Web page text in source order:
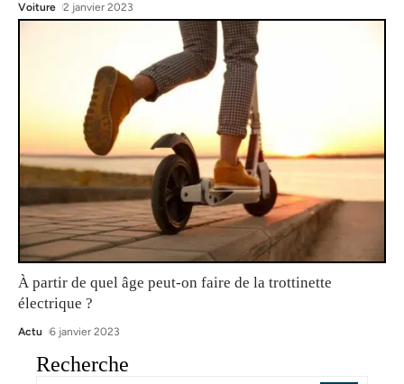
Voiture 2 janvier 2023
À partir de quel âge peut-on faire de la trottinette
électrique ?
Actu 6 janvier 2023
Recherche